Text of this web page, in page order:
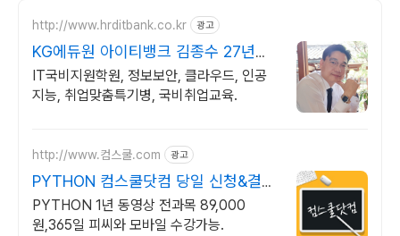
http://www.hrditbank.co.kr 광고
KG에듀원 아이티뱅크 김종수 27년경
력전문가 IT취업상담
IT국비지원학원, 정보보안, 클라우드, 인공
지능, 취업맞춤특기병, 국비취업교육.
http://www.컴스쿨.com 광고
PYTHON 컴스쿨닷컴 당일 신청&결제
시 기프티콘!
PYTHON 1년 동영상 전과목 89,000
원,365일 피씨와 모바일 수강가능.